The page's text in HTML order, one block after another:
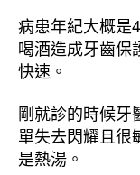
病患年紀大概是
喝酒造成牙齒保
快速。
剛就診的時候牙
單失去閃耀且很
是熱湯。